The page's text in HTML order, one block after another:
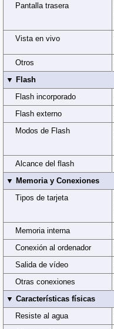
Pantalla trasera
Vista en vivo
Otros
▼ Flash
Flash incorporado
Flash externo
Modos de Flash
Alcance del flash
▼ Memoria y Conexiones
Tipos de tarjeta
Memoria interna
Conexión al ordenador
Salida de vídeo
Otras conexiones
▼ Características físicas
Resiste al agua